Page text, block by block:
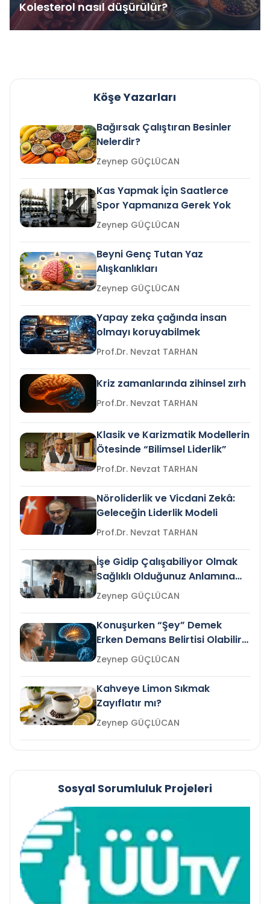
Kolesterol nasıl düşürülür?
Köşe Yazarları
Bağırsak Çalıştıran Besinler
Nelerdir?
Zeynep GÜÇLÜCAN
Kas Yapmak İçin Saatlerce
Spor Yapmanıza Gerek Yok
Zeynep GÜÇLÜCAN
Beyni Genç Tutan Yaz
Alışkanlıkları
Zeynep GÜÇLÜCAN
Yapay zeka çağında insan
olmayı koruyabilmek
Prof.Dr. Nevzat TARHAN
Kriz zamanlarında zihinsel zırh
Prof.Dr. Nevzat TARHAN
Klasik ve Karizmatik Modellerin
Ötesinde “Bilimsel Liderlik”
Prof.Dr. Nevzat TARHAN
Nöroliderlik ve Vicdani Zekâ:
Geleceğin Liderlik Modeli
Prof.Dr. Nevzat TARHAN
İşe Gidip Çalışabiliyor Olmak
Sağlıklı Olduğunuz Anlamına
Gelir mi?Zeynep GÜÇLÜCAN
Konuşurken “Şey” Demek
Erken Demans Belirtisi Olabilir
mi?
Zeynep GÜÇLÜCAN
Kahveye Limon Sıkmak
Zayıflatır mı?
Zeynep GÜÇLÜCAN
Sosyal Sorumluluk Projeleri